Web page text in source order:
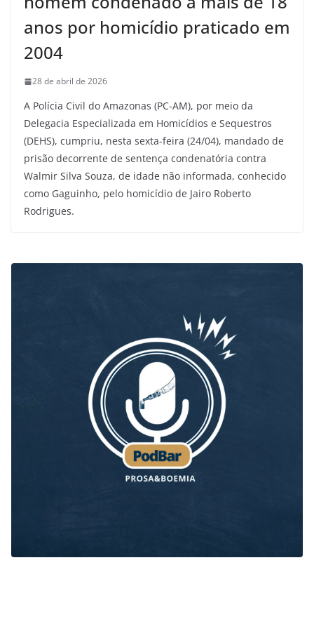
anos por homicídio praticado em
2004
28 de abril de 2026
A Polícia Civil do Amazonas (PC-AM), por meio da
Delegacia Especializada em Homicídios e Sequestros
(DEHS), cumpriu, nesta sexta-feira (24/04), mandado de
prisão decorrente de sentença condenatória contra
Walmir Silva Souza, de idade não informada, conhecido
como Gaguinho, pelo homicídio de Jairo Roberto
Rodrigues.